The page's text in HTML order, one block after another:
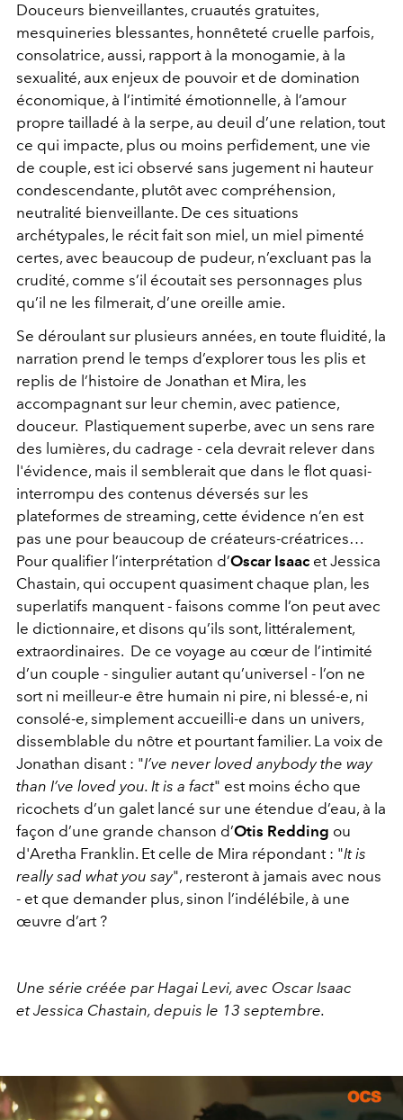
Douceurs bienveillantes, cruautés gratuites,
mesquineries blessantes, honnêteté cruelle parfois,
consolatrice, aussi, rapport à la monogamie, à la
sexualité, aux enjeux de pouvoir et de domination
économique, à l’intimité émotionnelle, à l’amour
propre tailladé à la serpe, au deuil d’une relation, tout
ce qui impacte, plus ou moins perfidement, une vie
de couple, est ici observé sans jugement ni hauteur
condescendante, plutôt avec compréhension,
neutralité bienveillante. De ces situations
archétypales, le récit fait son miel, un miel pimenté
certes, avec beaucoup de pudeur, n’excluant pas la
crudité, comme s’il écoutait ses personnages plus
qu’il ne les filmerait, d’une oreille amie.
Se déroulant sur plusieurs années, en toute fluidité, la
narration prend le temps d’explorer tous les plis et
replis de l’histoire de Jonathan et Mira, les
accompagnant sur leur chemin, avec patience,
douceur. Plastiquement superbe, avec un sens rare
des lumières, du cadrage - cela devrait relever dans
l'évidence, mais il semblerait que dans le flot quasi-
interrompu des contenus déversés sur les
plateformes de streaming, cette évidence n’en est
pas une pour beaucoup de créateurs-créatrices…
Pour qualifier l’interprétation d’Oscar Isaac et Jessica
Chastain, qui occupent quasiment chaque plan, les
superlatifs manquent - faisons comme l’on peut avec
le dictionnaire, et disons qu’ils sont, littéralement,
extraordinaires. De ce voyage au cœur de l’intimité
d’un couple - singulier autant qu’universel - l’on ne
sort ni meilleur-e être humain ni pire, ni blessé-e, ni
consolé-e, simplement accueilli-e dans un univers,
dissemblable du nôtre et pourtant familier. La voix de
Jonathan disant : "I’ve never loved anybody the way
than I’ve loved you. It is a fact" est moins écho que
ricochets d’un galet lancé sur une étendue d’eau, à la
façon d’une grande chanson d’Otis Redding ou
d'Aretha Franklin. Et celle de Mira répondant : "It is
really sad what you say", resteront à jamais avec nous
- et que demander plus, sinon l’indélébile, à une
œuvre d’art ?
Une série créée par Hagai Levi, avec Oscar Isaac
et Jessica Chastain, depuis le 13 septembre.